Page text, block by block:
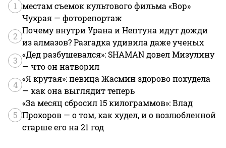
1 местам съемок культового фильма «Вор»
Чухрая — фоторепортаж
2
Почему внутри Урана и Нептуна идут дожди
из алмазов? Разгадка удивила даже ученых
3
«Дед разбушевался»: SHAMAN довел Мизулину
— что он натворил
4
«Я крутая»: певица Жасмин здорово похудела
— как она выглядит теперь
5
«За месяц сбросил 15 килограммов»: Влад
Прохоров — о том, как худел, и о возлюбленной
старше его на 21 год